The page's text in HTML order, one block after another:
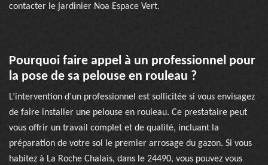
contacter le jardinier Noa Espace Vert.
Pourquoi faire appel à un professionnel pour
la pose de sa pelouse en rouleau ?
L’intervention d’un professionnel est sollicitée si vous envisagez
de faire installer une pelouse en rouleau. Ce prestataire peut
vous offrir un travail complet et de qualité, incluant la
préparation de votre sol le premier arrosage du gazon. Si vous
habitez à La Roche Chalais, dans le 24490, vous pouvez vous